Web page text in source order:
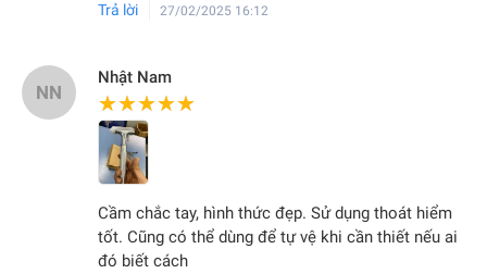
Trả lời 27/02/2025 16:12
NN
Nhật Nam
★★★★★
★★★★★
Cầm chắc tay, hình thức đẹp. Sử dụng thoát hiểm
tốt. Cũng có thể dùng để tự vệ khi cần thiết nếu ai
đó biết cách